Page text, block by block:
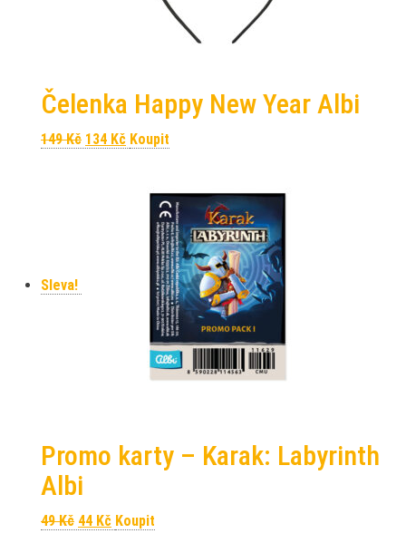
Čelenka Happy New Year Albi
149Kč Původní cena byla: 149 Kč.
134 KčAktuální cena je: 134 Kč.
Koupit
Sleva!
Promo karty – Karak: Labyrinth
Albi
49Kč Původní cena byla: 49 Kč.
44 KčAktuální cena je: 44 Kč.
Koupit